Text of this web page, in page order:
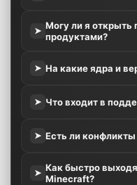
➤ Могу ли я
продуктами?
➤ На какие ядра и
➤ Что входит в
➤ Есть ли
➤ Как быстро
Minecraft?